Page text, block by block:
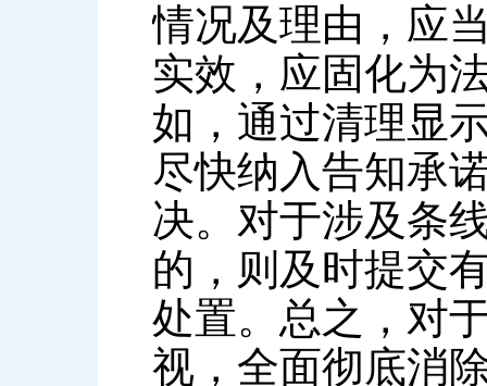
情况及理由，应
实效，应固化为
如，通过清理显
尽快纳入告知承
决。对于涉及条
的，则及时提交
处置。总之，对
视，全面彻底消